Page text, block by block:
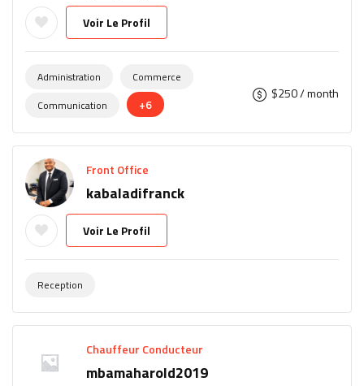
Voir Le Profil
Administration
Commerce
Communication
+6
$250/ month
Front Office
kabaladifranck
Voir Le Profil
Reception
Chauffeur Conducteur
mbamaharold2019